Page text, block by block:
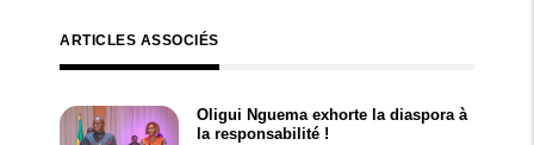
ARTICLES ASSOCIÉS
Oligui Nguema exhorte la diaspora à
la responsabilité !